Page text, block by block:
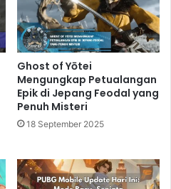
Ghost of Yōtei
Mengungkap Petualangan
Epik di Jepang Feodal yang
Penuh Misteri
18 September 2025